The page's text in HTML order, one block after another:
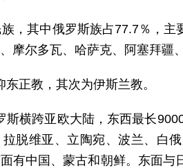
族，其中俄罗斯族占77.7％，
摩尔多瓦、哈萨克、阿塞拜疆
东正教，其次为伊斯兰教。
斯横跨亚欧大陆，东西最长
脱维亚、立陶宛、波兰、白
有中国、蒙古和朝鲜。东面